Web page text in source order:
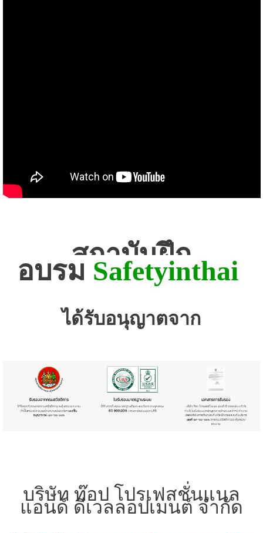
สถาบันฝึก
อบรม Safetyinthai
ได้รับอนุญาตจาก
บริษัท ท๊อป โปรเฟสชั่นแนล
แอนด์ ดีเวลลอปเมนต์ จำกัด